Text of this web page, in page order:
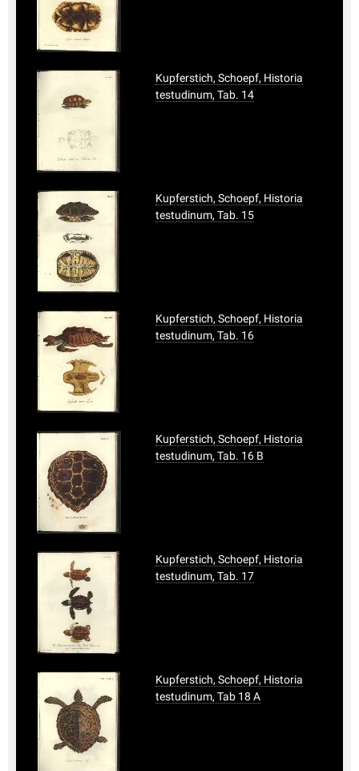
Kupferstich, Schoepf, Historia
testudinum, Tab. 14
Kupferstich, Schoepf, Historia
testudinum, Tab. 15
Kupferstich, Schoepf, Historia
testudinum, Tab. 16
Kupferstich, Schoepf, Historia
testudinum, Tab. 16 B
Kupferstich, Schoepf, Historia
testudinum, Tab. 17
Kupferstich, Schoepf, Historia
testudinum, Tab 18 A